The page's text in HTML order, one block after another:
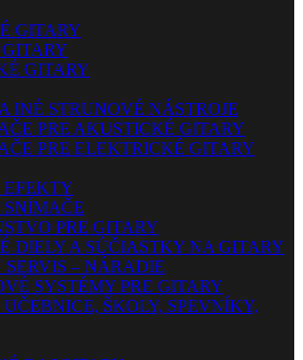
GITARY
GITARY
INÉ STRUNOVÉ NÁSTROJE
PRE AKUSTICKÉ GITARY
PRE ELEKTRICKÉ GITARY
PRE GITARY
DIELY A SÚČIASTKY NA GITARY
– NÁRADIE
SYSTÉMY PRE GITARY
ŠKOLY, SPEVNÍKY,